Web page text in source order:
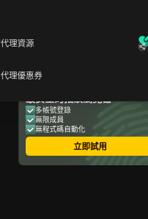
代理資源
代理優惠券
如何確認你的Instagram追
哪些錯誤會導致Instagram
更快移除追蹤者或限制帳號
曝光？
管理多個 Instagram 帳號的
團隊，如何降低追蹤者流失
最安全的指紋瀏覽器
多帳號登錄
無限成員
無程式碼自動化
立即試用